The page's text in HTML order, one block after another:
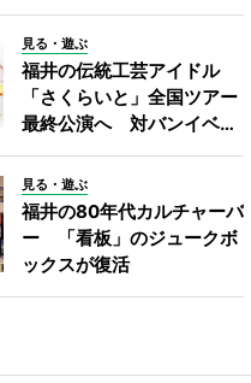
見る・遊ぶ
福井の伝統工芸アイドル
「さくらいと」全国ツアー
最終公演へ 対バンイベ…
見る・遊ぶ
福井の80年代カルチャーバ
ー 「看板」のジュークボ
ックスが復活